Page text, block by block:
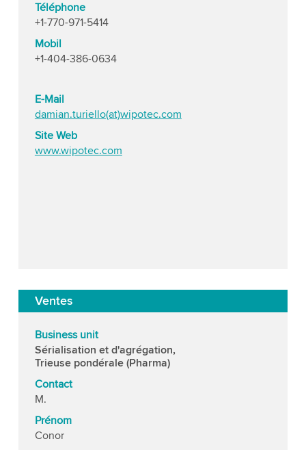
Téléphone
+1-770-971-5414
Mobil
+1-404-386-0634
E-Mail
damian.turiello(at)wipotec.com
Site Web
www.wipotec.com
Ventes
Business unit
Sérialisation et d'agrégation,
Trieuse pondérale (Pharma)
Contact
M.
Prénom
Conor